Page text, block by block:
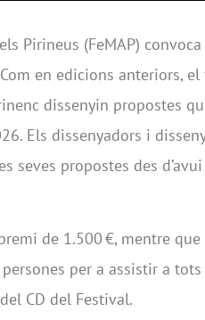
Pirineus (FeMAP)
en edicions anteriors,
dissenyin propostes
Els dissenyadors i
seves propostes des
de 1.500 €, mentre
per a assistir a
CD del Festival.